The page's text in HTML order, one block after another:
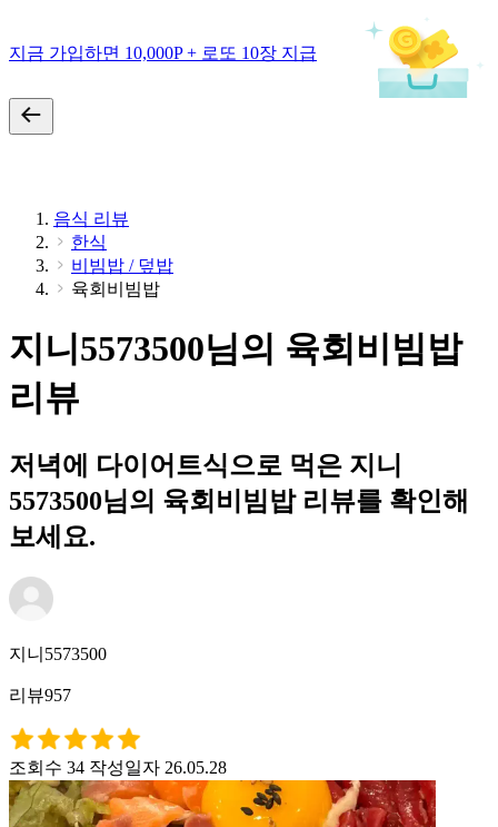
지금 가입하면 10,000P + 로또 10장 지급
음식 리뷰
한식
비빔밥 / 덮밥
육회비빔밥
지니5573500님의 육회비빔밥
리뷰
저녁에 다이어트식으로 먹은 지니
5573500님의 육회비빔밥 리뷰를 확인해
보세요.
지니5573500
리뷰957
조회수 34 작성일자 26.05.28